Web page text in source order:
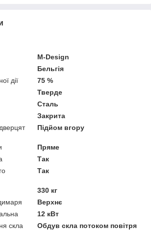
M-Design
Бельгія
дії
75 %
Тверде
Сталь
Закрита
Підйом вгору
Пряме
Так
Так
330 кг
Верхнє
12 кВт
скла
Обдув скла потоком повітря